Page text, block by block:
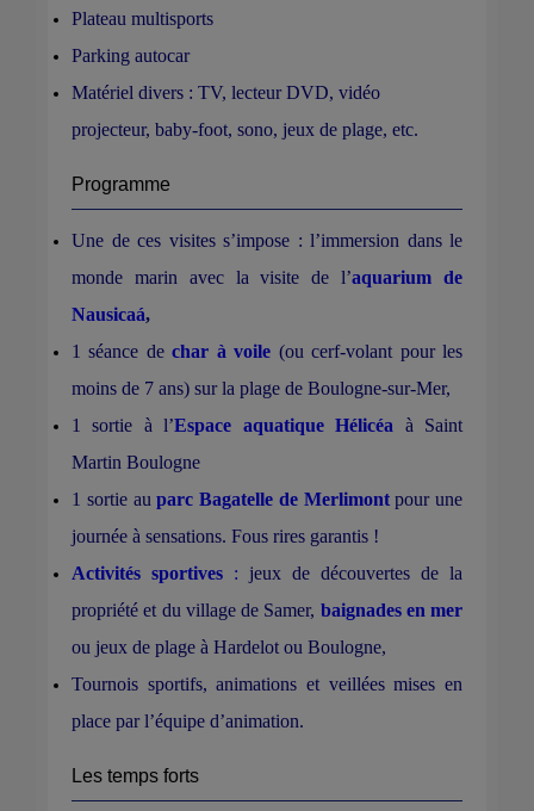
Plateau multisports
Parking autocar
Matériel divers : TV, lecteur DVD, vidéo
projecteur, baby-foot, sono, jeux de plage, etc.
Programme
Une de ces visites s’impose : l’immersion dans le
monde marin avec la visite de l’aquarium de
Nausicaá,
1 séance dechar à voile (ou cerf-volant pour les
moins de 7 ans) sur la plage de Boulogne-sur-Mer,
1 sortie à l’Espace aquatique Hélicéa à Saint
Martin Boulogne
1 sortie auparc Bagatelle de Merlimontpour une
journée à sensations. Fous rires garantis !
Activités sportives : jeux de découvertes de la
propriété et du village de Samer, baignades en mer
ou jeux de plage à Hardelot ou Boulogne,
Tournois sportifs, animations et veillées mises en
place par l’équipe d’animation.
Les temps forts